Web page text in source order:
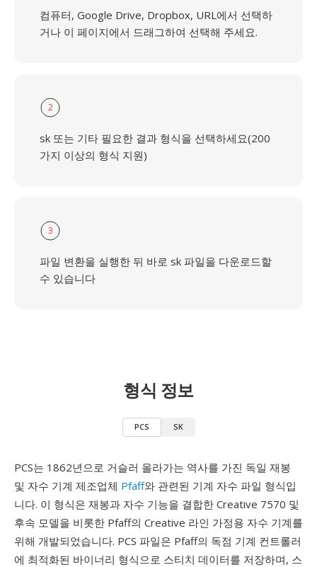
컴퓨터, Google Drive, Dropbox, URL에서 선택하
거나 이 페이지에서 드래그하여 선택해 주세요.
2
sk 또는 기타 필요한 결과 형식을 선택하세요(200
가지 이상의 형식 지원)
3
파일 변환을 실행한 뒤 바로 sk 파일을 다운로드할
수 있습니다
형식 정보
PCS SK
PCS는 1862년으로 거슬러 올라가는 역사를 가진 독일 재봉
및 자수 기계 제조업체 Pfaff와 관련된 기계 자수 파일 형식입
니다. 이 형식은 재봉과 자수 기능을 결합한 Creative 7570 및
후속 모델을 비롯한 Pfaff의 Creative 라인 가정용 자수 기계를
위해 개발되었습니다. PCS 파일은 Pfaff의 독점 기계 컨트롤러
에 최적화된 바이너리 형식으로 스티치 데이터를 저장하며, 스